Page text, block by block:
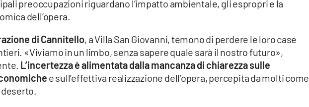
preoccupazioni riguardano l’impatto ambientale, gli espropri e la
dell’opera.
di Cannitello, a Villa San Giovanni, temono di perdere le loro case
«Viviamo in un limbo, senza sapere quale sarà il nostro futuro»,
L’incertezza è alimentata dalla mancanza di chiarezza sulle
e sull’effettiva realizzazione dell’opera, percepita da molti come